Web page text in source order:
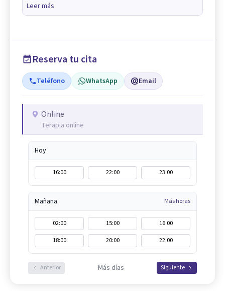
Leer más
Reserva tu cita
Teléfono WhatsApp Email
Online
Terapia online
Hoy
16:00 22:00 23:00
Mañana Más horas
02:00 15:00
16:00
18:00
20:00 22:00
Anterior Más días Siguiente